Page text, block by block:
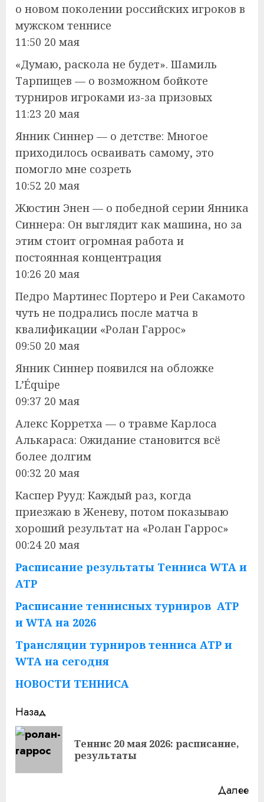
о новом поколении российских игроков в
мужском теннисе
11:50 20 мая
«Думаю, раскола не будет». Шамиль
Тарпищев — о возможном бойкоте
турниров игроками из-за призовых
11:23 20 мая
Янник Синнер — о детстве: Многое
приходилось осваивать самому, это
помогло мне созреть
10:52 20 мая
Жюстин Энен — о победной серии Янника
Синнера: Он выглядит как машина, но за
этим стоит огромная работа и
постоянная концентрация
10:26 20 мая
Педро Мартинес Портеро и Реи Сакамото
чуть не подрались после матча в
квалификации «Ролан Гаррос»
09:50 20 мая
Янник Синнер появился на обложке
L’Équipe
09:37 20 мая
Алекс Корретха — о травме Карлоса
Алькараса: Ожидание становится всё
более долгим
00:32 20 мая
Каспер Рууд: Каждый раз, когда
приезжаю в Женеву, потом показываю
хороший результат на «Ролан Гаррос»
00:24 20 мая
Расписание результаты Тенниса WTA и
ATP
Расписание теннисных турниров ATP
и WTA на 2026
Трансляции турниров тенниса ATP и
WTA на сегодня
НОВОСТИ ТЕННИСА
Продолжить
чтение
Назад
Теннис 20 мая 2026: расписание,
результаты
Далее